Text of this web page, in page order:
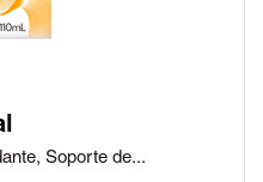
Soporte de...